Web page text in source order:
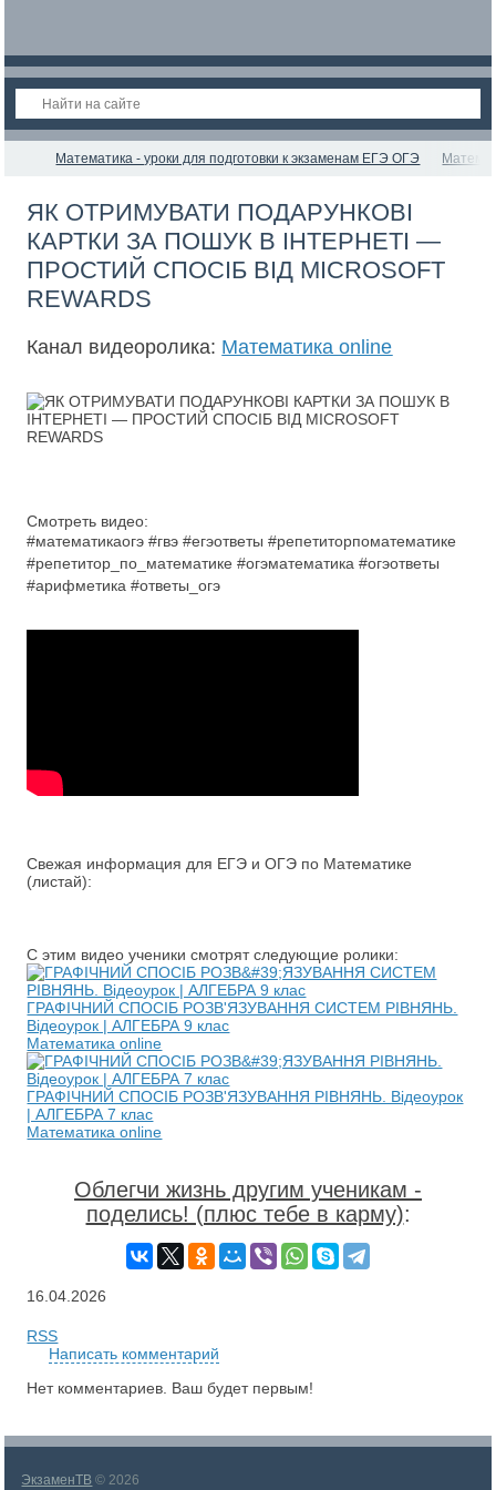
Математика - уроки для подготовки к экзаменам ЕГЭ ОГЭ
ЯК ОТРИМУВАТИ ПОДАРУНКОВІ
КАРТКИ ЗА ПОШУК В ІНТЕРНЕТІ —
ПРОСТИЙ СПОСІБ ВІД MICROSOFT
REWARDS
Канал видеоролика: Математика online
Смотреть видео:
#математикаогэ #гвэ #егэответы #репетиторпоматематике
#репетитор_по_математике #огэматематика #огэответы
#арифметика #ответы_огэ
Свежая информация для ЕГЭ и ОГЭ по Математике
(листай):
С этим видео ученики смотрят следующие ролики:
ГРАФІЧНИЙ СПОСІБ РОЗВ'ЯЗУВАННЯ СИСТЕМ РІВНЯНЬ.
Відеоурок | АЛГЕБРА 9 клас
Математика online
ГРАФІЧНИЙ СПОСІБ РОЗВ'ЯЗУВАННЯ РІВНЯНЬ. Відеоурок
| АЛГЕБРА 7 клас
Математика online
Облегчи жизнь другим ученикам -
поделись! (плюс тебе в карму):
16.04.2026
RSS
Написать комментарий
Нет комментариев. Ваш будет первым!
ЭкзаменТВ © 2026